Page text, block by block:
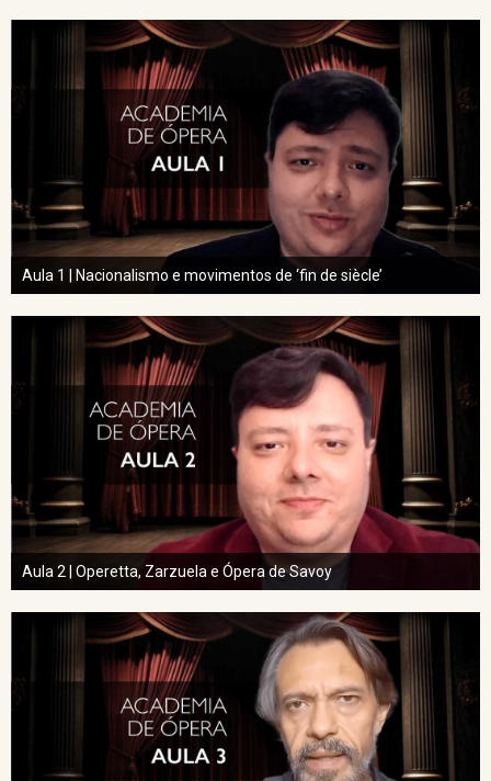
Aula 1 | Nacionalismo e movimentos de ‘fin de siècle’
Aula 2 | Operetta, Zarzuela e Ópera de Savoy